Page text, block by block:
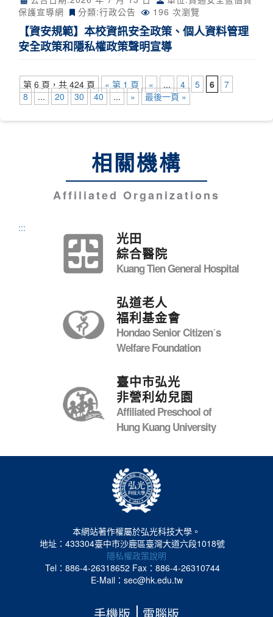
保護宣導網
分類:行政公告 196 次瀏覽
【資安規範】本校資訊安全政策、個人資料管理
安全政策和隱私權政策聲明宣導
第 6 頁，共 424 頁 « 第 1 頁 « ... 4 5 6
7
8
... 20 30 40 ... » 最後一頁 »
相關機構
Affiliated Organizations
:::
光田
綜合醫院
Kuang Tien General Hospital
弘道老人
福利基金會
Hondao Senior Citizenˊs
Welfare Foundation
臺中市弘光
非營利幼兒園
Affiliated Preschool of
Hung Kuang University
本網站著作權屬於弘光科技大學。
地址：433304臺中市沙鹿區臺灣大道六段1018號
隱私權政策說明
Tel：886-4-26318652 Fax：886-4-26310744
E-Mail：sec@hk.edu.tw